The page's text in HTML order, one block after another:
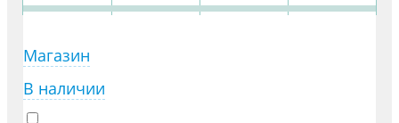
Магазин
В наличии